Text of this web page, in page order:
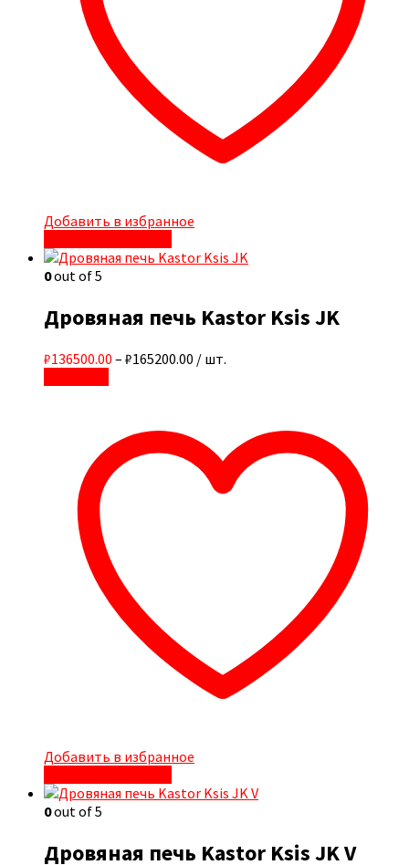
Добавить в избранное
0out of 5
Дровяная печь Kastor Ksis JK
₽136500.00 – ₽165200.00 / шт.
Добавить в избранное
0out of 5
Дровяная печь Kastor Ksis JK V